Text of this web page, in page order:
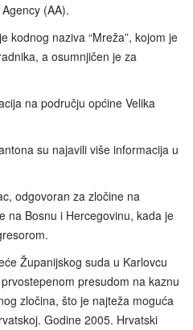
(AA).
kodnog naziva “Mreža”, kojom je
a osumnjičen je za
na području općine Velika
su najavili više informacija u
odgovoran za zločine na
na Bosnu i Hercegovinu, kada je
Županijskog suda u Karlovcu
presudom na kaznu
zločina, što je najteža moguća
Godine 2005. Hrvatski